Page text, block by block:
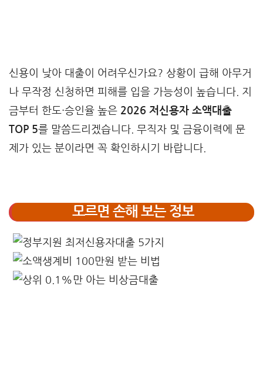
신용이 낮아 대출이 어려우신가요? 상황이 급해 아무거
나 무작정 신청하면 피해를 입을 가능성이 높습니다. 지
금부터 한도·승인율 높은 2026 저신용자 소액대출
TOP 5를 말씀드리겠습니다. 무직자 및 금융이력에 문
제가 있는 분이라면 꼭 확인하시기 바랍니다.
모르면 손해 보는 정보